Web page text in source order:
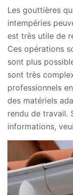
Les gouttières
intempéries
est très utile de
Ces opérations
sont plus
sont très
professionnels
des matériels
rendu de travail.
informations,